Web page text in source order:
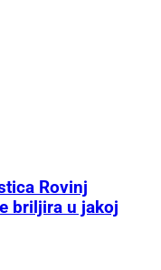
Rovinj
briljira u jakoj